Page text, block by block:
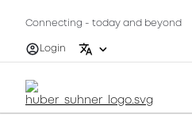
Connecting - today and beyond
Login